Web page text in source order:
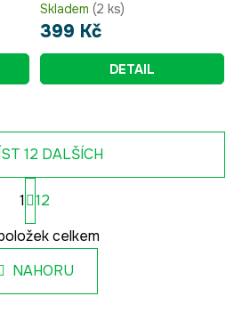
Skladem (2 ks)
399 Kč
DETAIL
O
v
l
á
d
12 DALŠÍCH
S
t
r
á
n
k
1
12
celkem
NAHORU